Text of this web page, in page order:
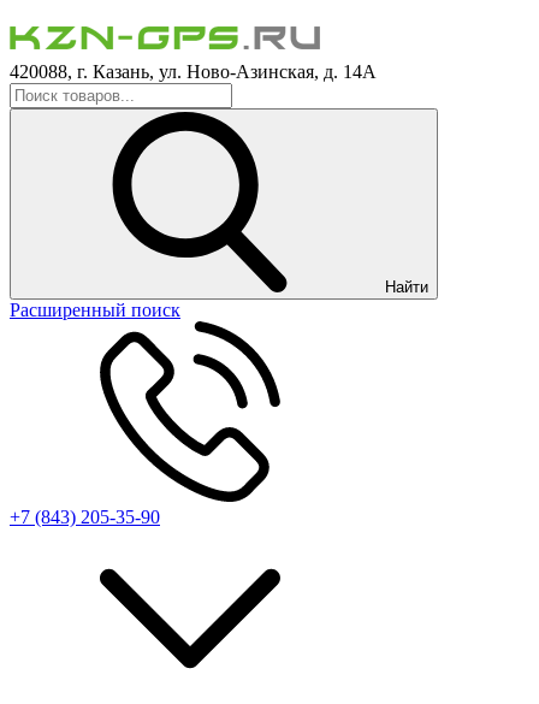
420088, г. Казань, ул. Ново-Азинская, д. 14А
Найти
Расширенный поиск
+7 (843) 205-35-90